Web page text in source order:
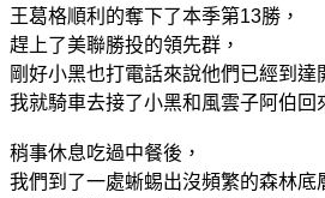
王葛格順利的奪下了本季第13勝，
趕上了美聯勝投的領先群，
剛好小黑也打電話來說他們已經到達
我就騎車去接了小黑和風雲子阿伯回
稍事休息吃過中餐後，
我們到了一處蜥蜴出沒頻繁的森林底